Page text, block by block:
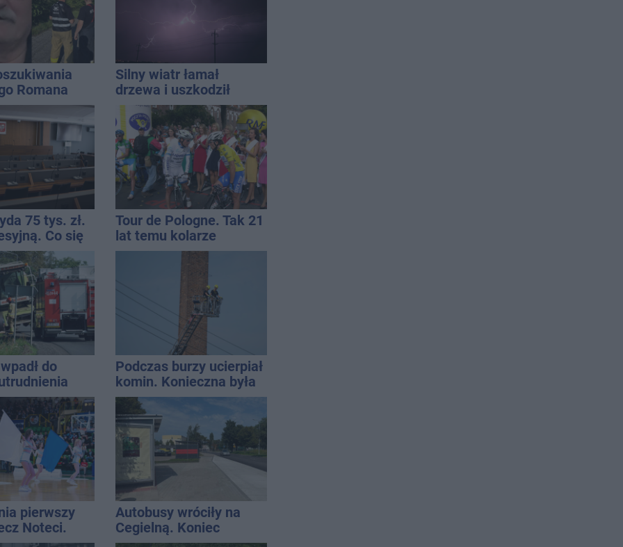
Romana
Silny wiatr łamał
drzewa i uszkodził
dach. To nie koniec
ostrzeżeń
75 tys. zł.
Co się
Tour de Pologne. Tak 21
lat temu kolarze
startowali z
do
Podczas burzy ucierpiał
komin. Konieczna była
interwencja strażaków
pierwszy
Noteci.
terminarz
Autobusy wróciły na
Cegielną. Koniec
remontu zatok